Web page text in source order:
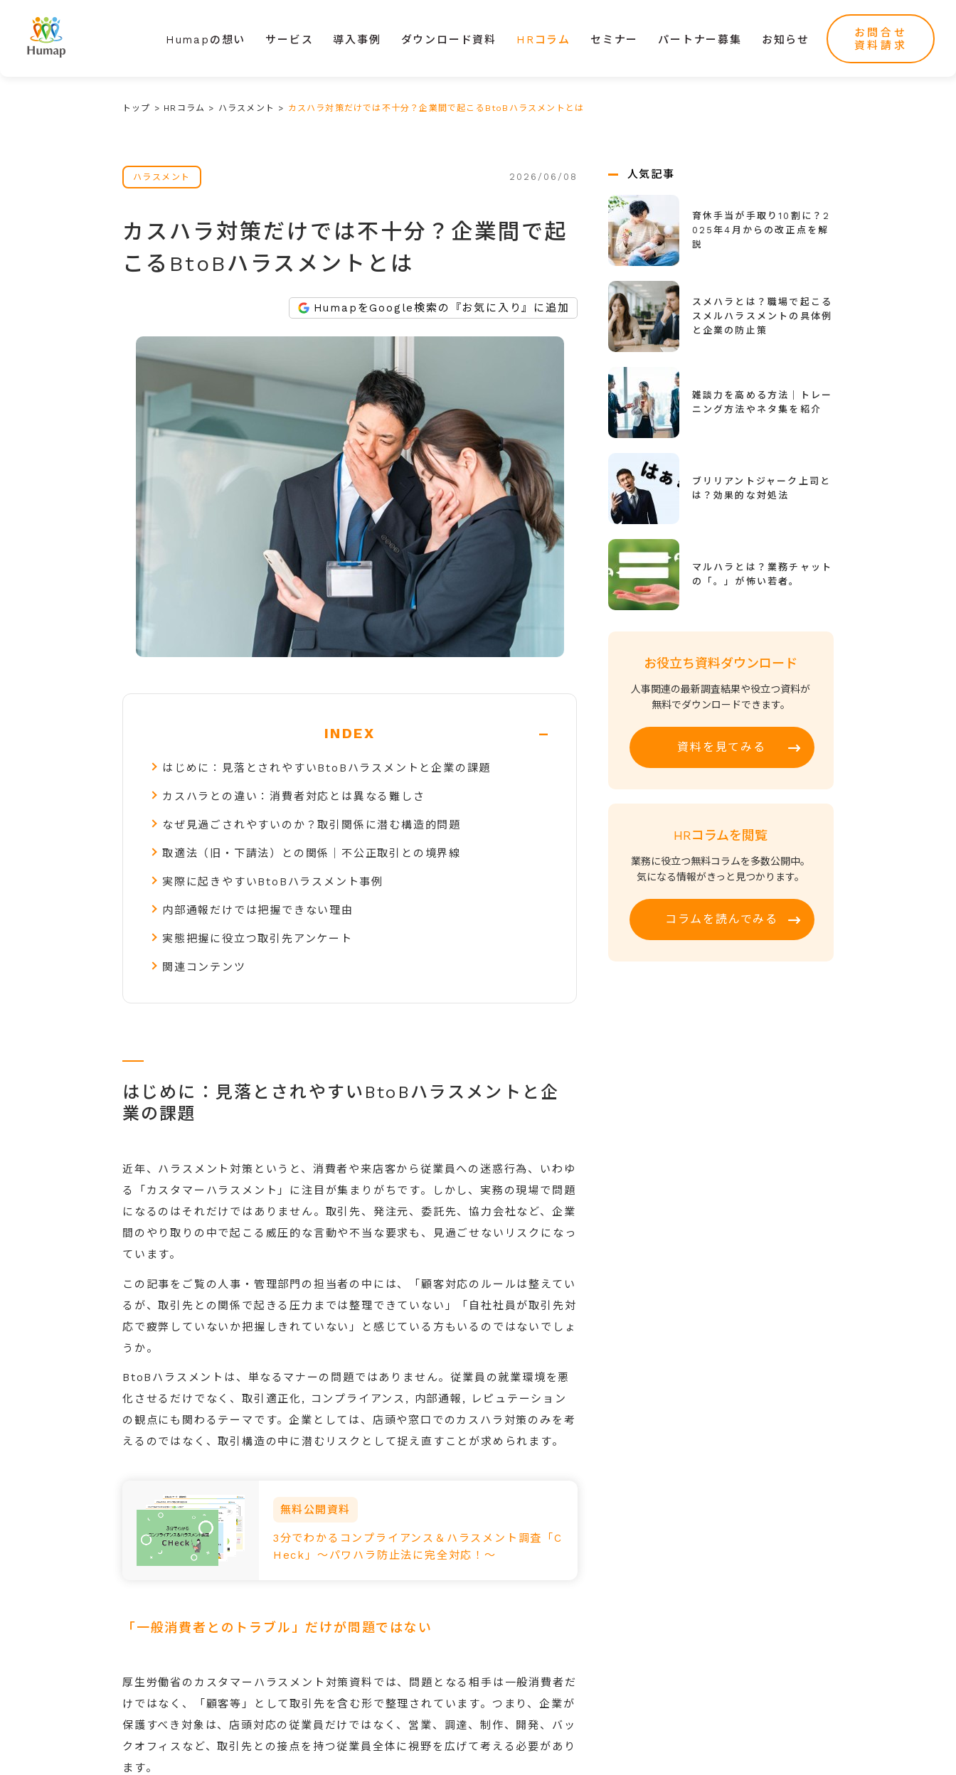
Humapの想い サービス 導入事例 ダウンロード資料 HRコラム セミナー パートナー募集 お知らせ
お問合せ
資料請求
トップ > HRコラム > ハラスメント > カスハラ対策だけでは不十分？企業間で起こるBtoBハラスメントとは
ハラスメント 2026/06/08
カスハラ対策だけでは不十分？企業間で起
こるBtoBハラスメントとは
HumapをGoogle検索の『お気に入り』に追加
INDEX -
はじめに：見落とされやすいBtoBハラスメントと企業の課題
カスハラとの違い：消費者対応とは異なる難しさ
なぜ見過ごされやすいのか？取引関係に潜む構造的問題
取適法（旧・下請法）との関係｜不公正取引との境界線
実際に起きやすいBtoBハラスメント事例
内部通報だけでは把握できない理由
実態把握に役立つ取引先アンケート
関連コンテンツ
はじめに：見落とされやすいBtoBハラスメントと企
業の課題
近年、ハラスメント対策というと、消費者や来店客から従業員への迷惑行為、いわゆ
る「カスタマーハラスメント」に注目が集まりがちです。しかし、実務の現場で問題
になるのはそれだけではありません。取引先、発注元、委託先、協力会社など、企業
間のやり取りの中で起こる威圧的な言動や不当な要求も、見過ごせないリスクになっ
ています。
この記事をご覧の人事・管理部門の担当者の中には、「顧客対応のルールは整えてい
るが、取引先との関係で起きる圧力までは整理できていない」「自社社員が取引先対
応で疲弊していないか把握しきれていない」と感じている方もいるのではないでしょ
うか。
BtoBハラスメントは、単なるマナーの問題ではありません。従業員の就業環境を悪
化させるだけでなく、取引適正化, コンプライアンス, 内部通報, レピュテーション
の観点にも関わるテーマです。企業としては、店頭や窓口でのカスハラ対策のみを考
えるのではなく、取引構造の中に潜むリスクとして捉え直すことが求められます。
無料公開資料
3分でわかるコンプライアンス＆ハラスメント調査「C
Heck」～パワハラ防止法に完全対応！～
「一般消費者とのトラブル」だけが問題ではない
厚生労働省のカスタマーハラスメント対策資料では、問題となる相手は一般消費者だ
けではなく、「顧客等」として取引先を含む形で整理されています。つまり、企業が
保護すべき対象は、店頭対応の従業員だけではなく、営業、調達、制作、開発、バッ
クオフィスなど、取引先との接点を持つ従業員全体に視野を広げて考える必要があり
ます。
人気記事
育休手当が手取り10割に？2
025年4月からの改正点を解
説
スメハラとは？職場で起こる
スメルハラスメントの具体例
と企業の防止策
雑談力を高める方法｜トレー
ニング方法やネタ集を紹介
ブリリアントジャーク上司と
は？効果的な対処法
マルハラとは？業務チャット
の「。」が怖い若者。
お役立ち資料ダウンロード
人事関連の最新調査結果や役立つ資料が
無料でダウンロードできます。
資料を見てみる
HRコラムを閲覧
業務に役立つ無料コラムを多数公開中。
気になる情報がきっと見つかります。
コラムを読んでみる